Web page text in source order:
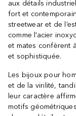
aux détails
fort et
streetwear et de
comme l’acier
et mates confèrent
et sophistiquée.
Les bijoux pour
et de la virilité,
leur caractère
motifs